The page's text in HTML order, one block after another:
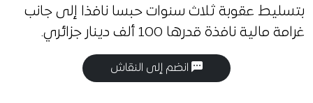
بتسليط عقوبة ثلاث سنوات حبسا نافذا إلى جانب
غرامة مالية نافذة قدرها 100 ألف دينار جزائري.
انضم إلى النقاش